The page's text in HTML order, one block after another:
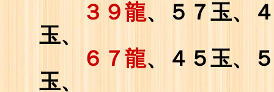
３９龍、５７玉、
玉、
６７龍、４５玉、
玉、